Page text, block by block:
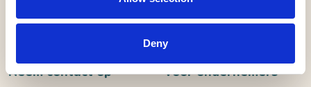
Deny
Neem contact op Voor ondernemers